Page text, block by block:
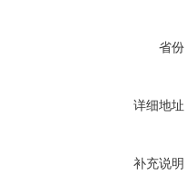
省份
详细地址
补充说明